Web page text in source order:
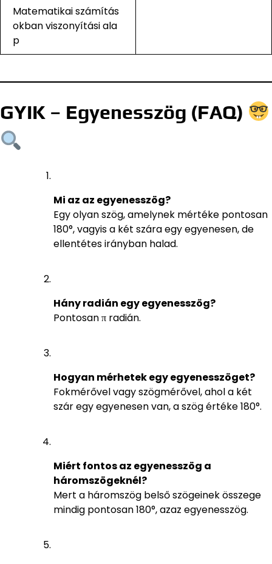
Matematikai számítás
okban viszonyítási ala
p
GYIK – Egyenesszög (FAQ)
Mi az az egyenesszög?
Egy olyan szög, amelynek mértéke pontosan
180°, vagyis a két szára egy egyenesen, de
ellentétes irányban halad.
Hány radián egy egyenesszög?
Pontosan π radián.
Hogyan mérhetek egy egyenesszöget?
Fokmérővel vagy szögmérővel, ahol a két
szár egy egyenesen van, a szög értéke 180°.
Miért fontos az egyenesszög a
háromszögeknél?
Mert a háromszög belső szögeinek összege
mindig pontosan 180°, azaz egyenesszög.